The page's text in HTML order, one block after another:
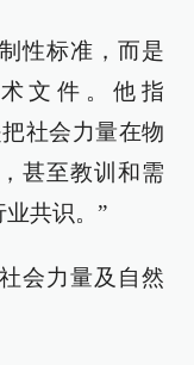
性标准，而是
文件。他指
社会力量在物
甚至教训和需
共识。”
会力量及自然